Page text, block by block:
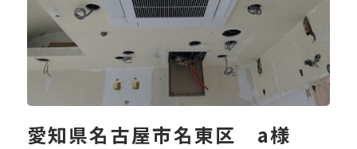
愛知県名古屋市名東区 a様